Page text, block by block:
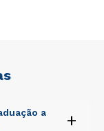
a
+